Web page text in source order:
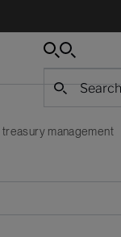
Cerca
Cerca
treasury management